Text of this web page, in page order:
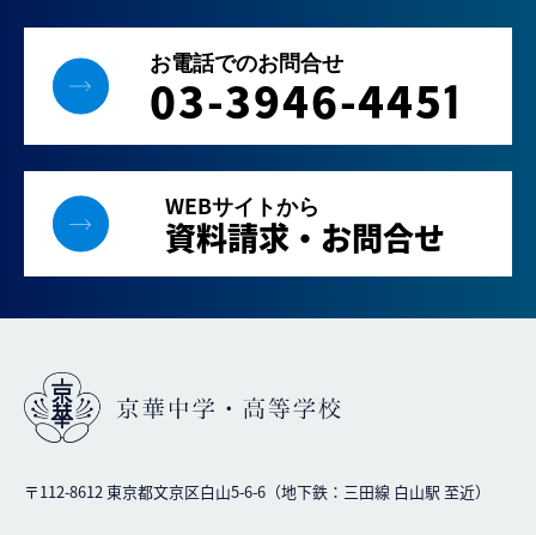
お電話でのお問合せ
03-3946-4451
WEBサイトから
資料請求・お問合せ
〒112-8612 東京都文京区白山5-6-6（地下鉄：三田線 白山駅 至近）